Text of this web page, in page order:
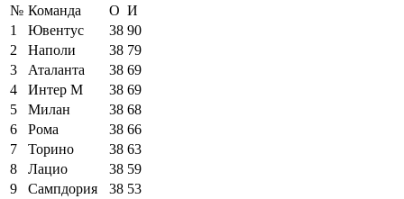
№ Команда О И
1
Ювентус 38 90
2
Наполи 38 79
3
Аталанта 38 69
4
Интер М 38 69
5
Милан 38 68
6
Рома 38 66
7
Торино 38 63
8
Лацио 38 59
9
Сампдория 38 53